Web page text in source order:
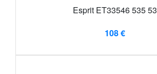
Esprit ET33546 535 53
108 €